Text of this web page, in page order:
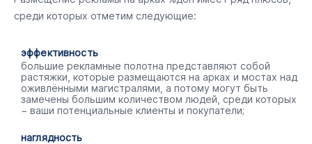
среди которых отметим следующие:
эффективность
большие рекламные полотна представляют собой
растяжки, которые размещаются на арках и мостах над
оживлёнными магистралями, а потому могут быть
замечены большим количеством людей, среди которых
− ваши потенциальные клиенты и покупатели;
наглядность